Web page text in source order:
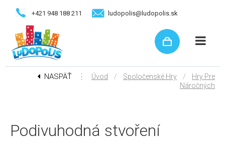
+421 948 188 211 ludopolis@ludopolis.sk
NASPÄŤ ⋮ Úvod / Spoločenské Hry /
Hry Pre
Náročných
Podivuhodná stvoření